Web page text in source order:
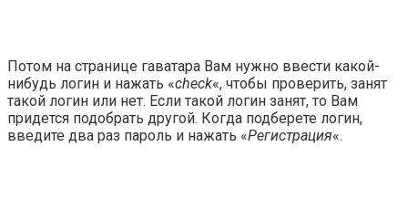
Потом на странице гаватара Вам нужно ввести какой-
нибудь логин и нажать «check«, чтобы проверить, занят
такой логин или нет. Если такой логин занят, то Вам
придется подобрать другой. Когда подберете логин,
введите два раз пароль и нажать «Регистрация«.